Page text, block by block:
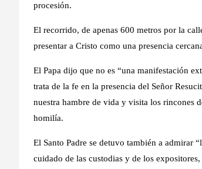
procesión.
El recorrido, de apenas 600 metros por la
presentar a Cristo como una presencia
El Papa dijo que no es “una manifestación
trata de la fe en la presencia del Señor
nuestra hambre de vida y visita los rincones
homilía.
El Santo Padre se detuvo también a admirar
cuidado de las custodias y de los